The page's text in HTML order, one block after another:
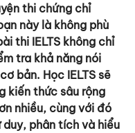
thi chứng chỉ
này là không phù
thi IELTS không chỉ
tra khả năng nói
bản. Học IELTS sẽ
kiến thức sâu rộng
nhiều, cùng với đó
duy, phân tích và hiểu